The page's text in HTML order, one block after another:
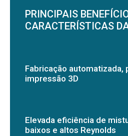
PRINCIPAIS
CARACTERÍSTICAS
Fabricação automatizada,
impressão 3D
Elevada eficiência de
baixos e altos Reynolds